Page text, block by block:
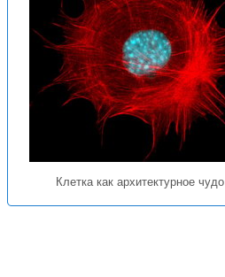
Клетка как архитектурное чудо